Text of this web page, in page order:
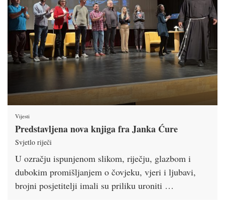
Vijesti
Predstavljena nova knjiga fra Janka Ćure
Svjetlo riječi
U ozračju ispunjenom slikom, riječju, glazbom i
dubokim promišljanjem o čovjeku, vjeri i ljubavi,
brojni posjetitelji imali su priliku uroniti …